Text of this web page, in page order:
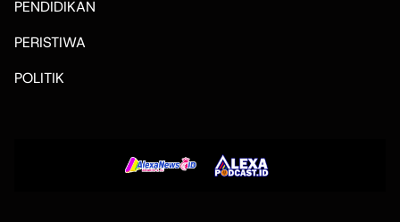
PENDIDIKAN
PERISTIWA
POLITIK